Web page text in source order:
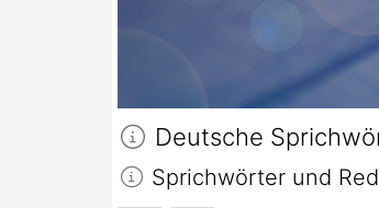
Deutsche
Sprichwörter und